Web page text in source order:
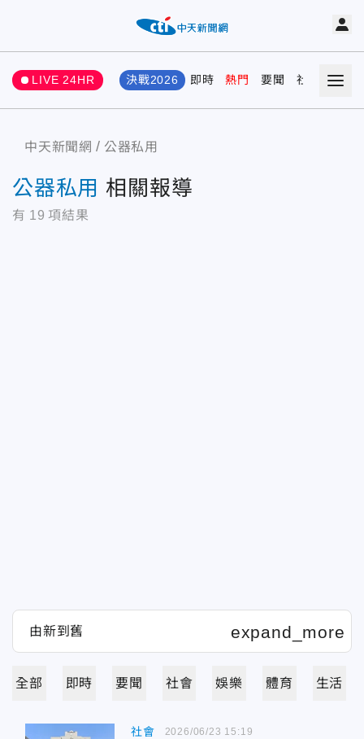
LIVE 24HR 決戰2026 即時 熱門 要聞 社會 娛樂
中天新聞網 公器私用
公器私用 相關報導
有 19 項結果
全部 即時 要聞 社會 娛樂 體育 生活
社會 2026/06/23 15:19